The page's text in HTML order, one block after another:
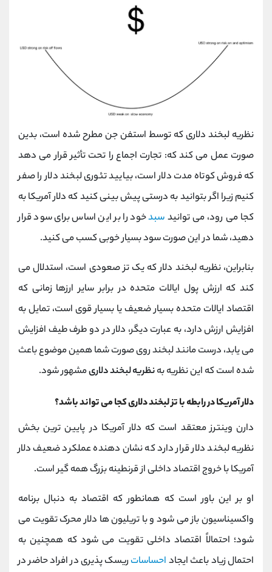
نظریه لبخند دلاری که توسط استفن جن مطرح شده است، بدین
صورت عمل می کند که: تجارت اجماع را تحت تأثیر قرار می دهد
که فروش کوتاه مدت دلار است، بیایید تئوری لبخند دلار را صفر
کنیم زیرا اگر بتوانید به درستی پیش ‌بینی کنید که دلار آمریکا به
کجا می ‌رود، می ‌توانید سبدخود را بر این اساس برای سود قرار
دهید، شما در این صورت سود بسیار خوبی کسب می کنید.
بنابراین، نظریه لبخند دلار که یک تز صعودی است، استدلال می
‌کند که ارزش پول ایالات متحده در برابر سایر ارزها زمانی که
اقتصاد ایالات متحده بسیار ضعیف یا بسیار قوی است، تمایل به
افزایش ارزش دارد، به عبارت دیگر، دلار در دو طرف طیف افزایش
می ‌یابد، درست مانند لبخند روی صورت شما همین موضوع باعث
شده است که این نظریه بهنظریه لبخند دلاریمشهور شود.
دلار آمریکا در رابطه با تز لبخند دلاری کجا می ‌تواند باشد؟
دارن وینترز معتقد است که دلار آمریکا در پایین‌ ترین بخش
نظریه لبخند دلار قرار دارد که نشان‌ دهنده عملکرد ضعیف دلار
آمریکا با خروج اقتصاد داخلی از قرنطینه بزرگ همه گیر است.
او بر این باور است که همانطور که اقتصاد به دنبال برنامه
واکسیناسیون باز می ‌شود و با تریلیون ها دلار محرک تقویت می‌
شود؛ احتمالاً اقتصاد داخلی تقویت می ‌شود که همچنین به
احتمال زیاد باعث ایجاد احساسات ریسک پذیری در افراد حاضر در